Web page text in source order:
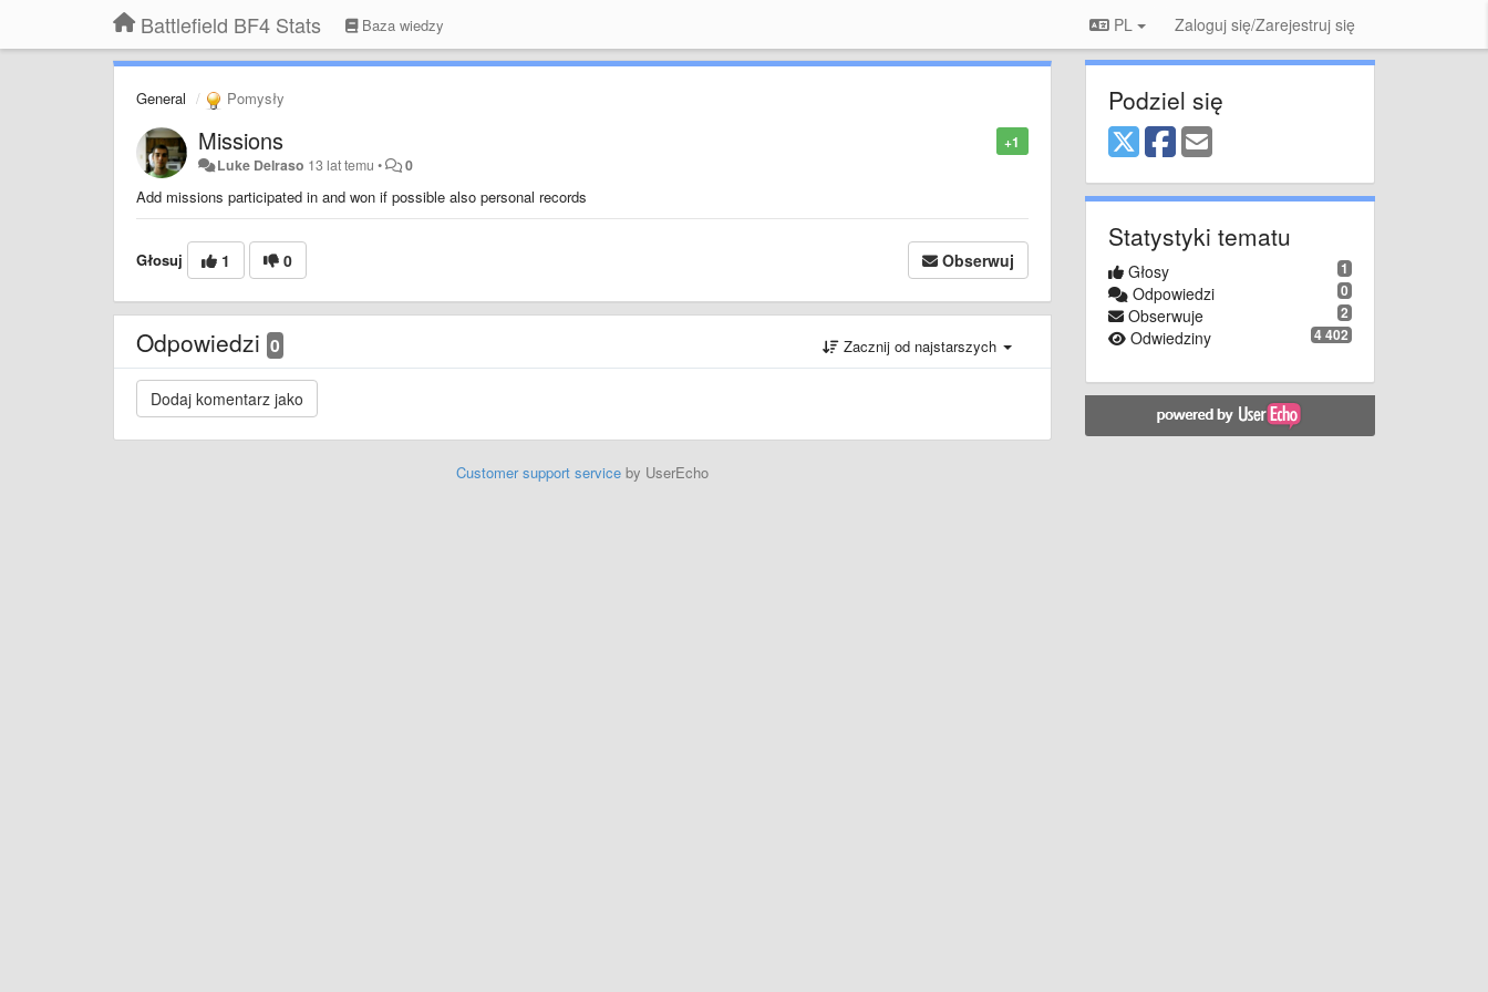
Battlefield BF4 Stats Baza wiedzy PL Zaloguj się/Zarejestruj się
General Pomysły
+1
Missions
Luke Delraso 13 lat temu • 0
Add missions participated in and won if possible also personal records
Głosuj 1 0 Obserwuj
Odpowiedzi 0 Zacznij od najstarszych
Customer support serviceby UserEcho
Podziel się
Statystyki tematu
1
Głosy
0
Odpowiedzi
2
Obserwuje
4 402
Odwiedziny